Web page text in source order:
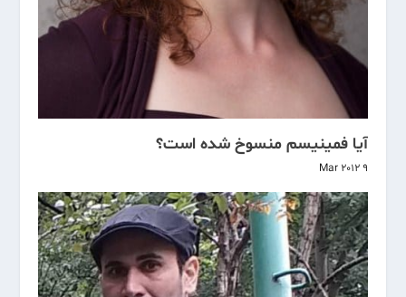
آیا فمینیسم منسوخ شده است؟
9 Mar 2012